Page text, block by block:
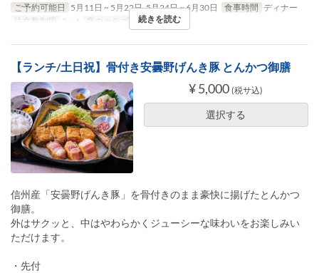
ご予約可能日
5月11日 ~ 5月22日, 5月24日 ~ 6月30日 食事時間 ディナー
注文数制限
2 ~ 4 席のカテゴリ テーブル席
続きを読む
【ランチ/土日祝】骨付き安曇野げんき豚 とんかつ御膳
¥ 5,000 (税サ込)
選択する
信州産「安曇野げんき豚」を骨付きのまま豪快に揚げたとんかつ
御膳。
外はサクッと、中はやわらかくジューシーな味わいをお楽しみい
ただけます。
・先付